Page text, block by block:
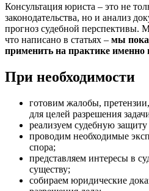
Консультация юриста – это не
законодательства, но и анализ
прогноз судебной перспективы.
что написано в статьях – мы
применить на практике именно
При необходимости
готовим жалобы,
для целей разрешения
реализуем судебную
проводим необходимые
спора;
представляем интересы в
существу;
собираем юридические